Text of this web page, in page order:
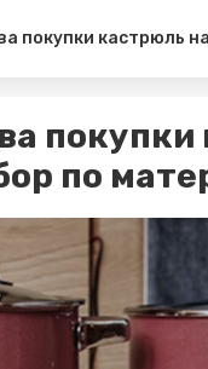
покупки кастрюль
покупки
по